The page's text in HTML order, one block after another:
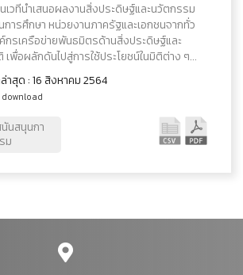
เวทีนำเสนอผลงานสิ่งประดิษฐ์และนวัตกรรม
ารศึกษา หน่วยงานภาครัฐและเอกชนจากทั่ว
กรเครือข่ายพันธมิตรด้านสิ่งประดิษฐ์และ
พื่อผลักดันไปสู่การใช้ประโยชน์ในมิติต่าง ๆ...
สุด : 16 สิงหาคม 2564
นสนุนกา
ม